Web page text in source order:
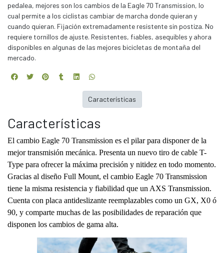
pedalea, mejores son los cambios de la Eagle 70 Transmission, lo
cual permite a los ciclistas cambiar de marcha donde quieran y
cuando quieran. Fijación extremadamente resistente sin postiza. No
requiere tornillos de ajuste. Resistentes, fiables, asequibles y ahora
disponibles en algunas de las mejores bicicletas de montaña del
mercado.
Características
El cambio Eagle 70 Transmission es el pilar para disponer de la
mejor transmisión mecánica. Presenta un nuevo tiro de cable T-
Type para ofrecer la máxima precisión y nitidez en todo momento.
Gracias al diseño Full Mount, el cambio Eagle 70 Transmission
tiene la misma resistencia y fiabilidad que un AXS Transmission.
Cuenta con placa antideslizante reemplazables como un GX, X0 ó
90, y comparte muchas de las posibilidades de reparación que
disponen los cambios de gama alta.
Características